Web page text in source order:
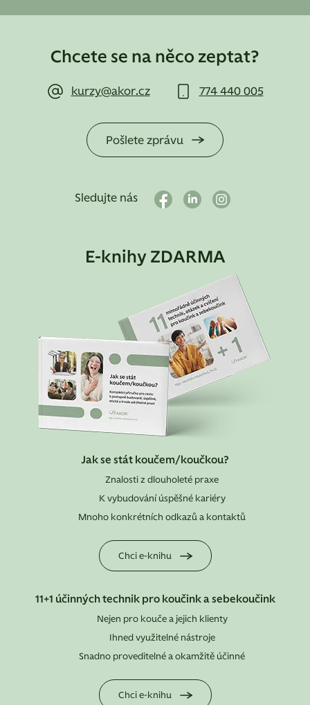
Chcete se na něco zeptat?
kurzy@akor.cz 774 440 005
Pošlete zprávu
Sledujte nás
E-knihy ZDARMA
Jak se stát koučem/koučkou?
Znalosti z dlouholeté praxe
K vybudování úspěšné kariéry
Mnoho konkrétních odkazů a kontaktů
Chci e-knihu
11+1 účinných technik pro koučink a sebekoučink
Nejen pro kouče a jejich klienty
Ihned využitelné nástroje
Snadno proveditelné a okamžitě účinné
Chci e-knihu